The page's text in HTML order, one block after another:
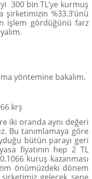
300 bin TL’ye kurmuş
%33.3’ünü
işlem gördüğünü farz
yöntemine bakalım.
krş
iki oranda aynı değeri
Bu tanımlamaya göre
bütün parayı geri
fiyatının hep 2 TL
kuruş kazanması
önümüzdeki dönem